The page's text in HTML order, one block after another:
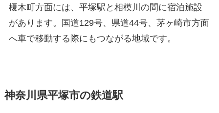
榎木町方面には、平塚駅と相模川の間に宿泊施設
があります。国道129号、県道44号、茅ヶ崎市方面
へ車で移動する際にもつながる地域です。
神奈川県平塚市の鉄道駅